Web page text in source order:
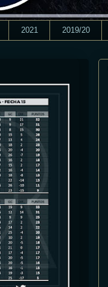
2021 2019/20